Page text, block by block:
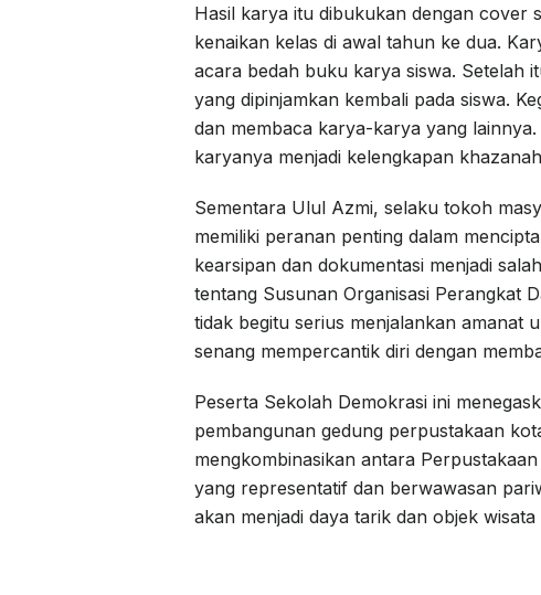
Hasil karya itu dibukukan dengan cover
kenaikan kelas di awal tahun ke dua.
acara bedah buku karya siswa. Setelah
yang dipinjamkan kembali pada siswa.
dan membaca karya-karya yang
karyanya menjadi kelengkapan
Sementara Ulul Azmi, selaku tokoh
memiliki peranan penting dalam
kearsipan dan dokumentasi menjadi
tentang Susunan Organisasi Perangkat
tidak begitu serius menjalankan amanat
senang mempercantik diri dengan
Peserta Sekolah Demokrasi ini
pembangunan gedung perpustakaan
mengkombinasikan antara
yang representatif dan berwawasan
akan menjadi daya tarik dan objek wisata